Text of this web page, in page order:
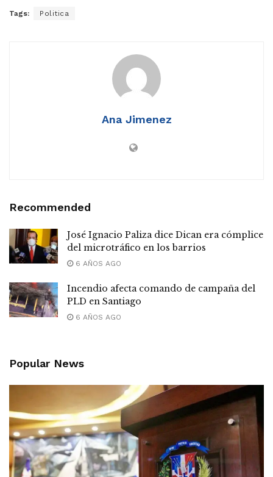
Tags: Politica
Ana Jimenez
Recommended
José Ignacio Paliza dice Dican era cómplice
del microtráfico en los barrios
6 AÑOS AGO
Incendio afecta comando de campaña del
PLD en Santiago
6 AÑOS AGO
Popular News